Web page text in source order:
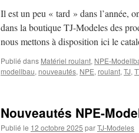
Il est un peu « tard » dans l’année,
dans la boutique TJ-Modeles des
nous mettons à disposition ici le
Publié dans Matériel roulant, NPE-
modellbau, nouveautés, NPE, roulant, TJ,
Nouveautés NPE-
Publié le 12 octobre 2025 parTJ-Modeles